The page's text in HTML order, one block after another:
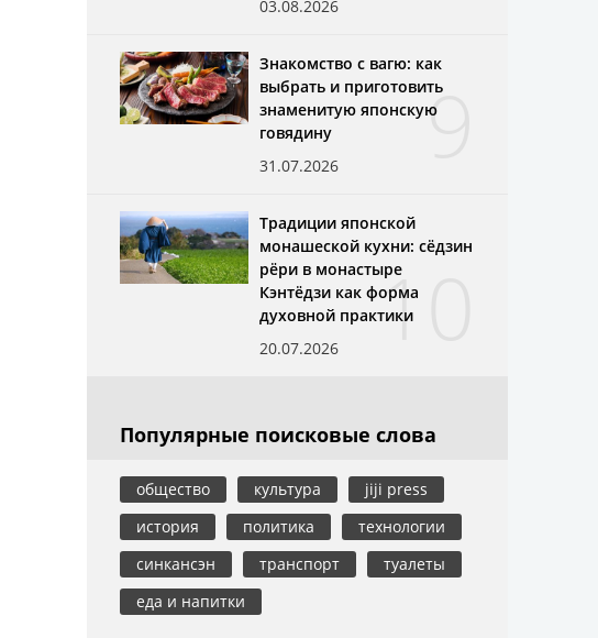
03.08.2026
9
Знакомство с вагю: как
выбрать и приготовить
знаменитую японскую
говядину
31.07.2026
10
Традиции японской
монашеской кухни: сёдзин
рёри в монастыре
Кэнтёдзи как форма
духовной практики
20.07.2026
Популярные поисковые слова
общество культура
jiji press
история
политика
технологии
синкансэн
транспорт
туалеты
еда и напитки